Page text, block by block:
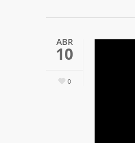
ABR
10
0